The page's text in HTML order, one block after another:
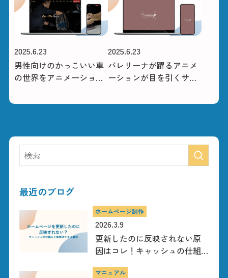
男性向けのかっこいい車
の世界をアニメーション
2025.6.23
バレリーナが躍るアニメ
ーションが目を引くサイ
2025.6.23
最近のブログ
ホームページ制作
更新したのに反映されない原
因はコレ！キャッシュの仕組
2026.3.9
マニュアル